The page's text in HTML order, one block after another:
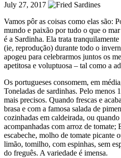
July 27, 2017
Vamos pôr as coisas como elas são:
mundo e paixão por tudo o que o
é a Sardinha. Ela trata
(ie, reprodução) durante todo o
apogeu para celebrarmos juntos os
apetitosa e voluptuosa – tal como a
Os portugueses consomem, em
Toneladas de sardinhas. Pelo menos
mais precisos. Quando frescas e
brasa e com a famosa salada de
cozinhadas em caldeirada, ou
acompanhadas com arroz de tomate;
escabeche, molho de tomate picante
limão, tomilho, com espinhas, sem
do freguês. A variedade é imensa.